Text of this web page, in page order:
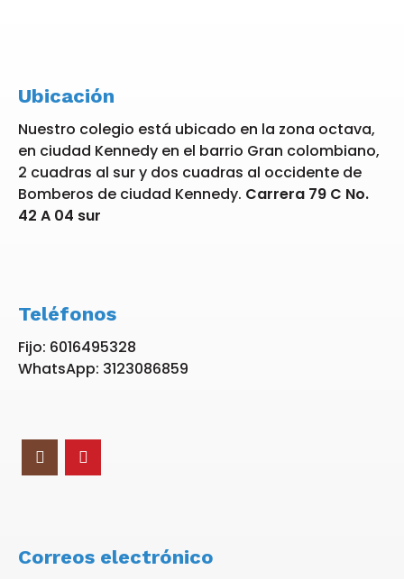
Ubicación
Nuestro colegio está ubicado en la zona octava,
en ciudad Kennedy en el barrio Gran colombiano,
2 cuadras al sur y dos cuadras al occidente de
Bomberos de ciudad Kennedy. Carrera 79 C No.
42 A 04 sur
Teléfonos
Fijo: 6016495328
WhatsApp: 3123086859
Correos electrónico